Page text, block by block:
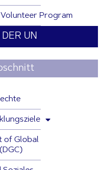
Volunteer Program
UN
of Global